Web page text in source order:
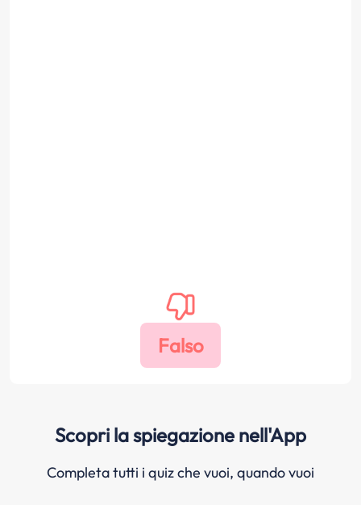
Scopri la spiegazione nell'App
Completa tutti i quiz che vuoi, quando vuoi